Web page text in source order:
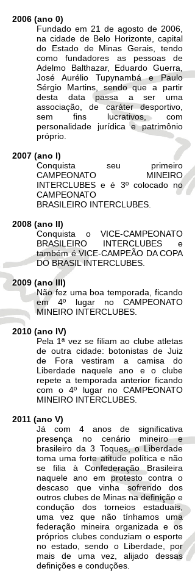
2006 (ano 0)
Fundado em 21 de agosto de 2006,
na cidade de Belo Horizonte, capital
do Estado de Minas Gerais, tendo
como fundadores as pessoas de
Adelmo Balthazar, Eduardo Guerra,
José Aurélio Tupynambá e Paulo
Sérgio Martins, sendo que a partir
desta data passa a ser uma
associação, de caráter desportivo,
sem fins lucrativos, com
personalidade jurídica e patrimônio
próprio.
2007 (ano I)
Conquista seu primeiro
CAMPEONATO MINEIRO
INTERCLUBES e é 3º colocado no
CAMPEONATO
BRASILEIRO INTERCLUBES.
2008 (ano II)
Conquista o VICE-CAMPEONATO
BRASILEIRO INTERCLUBES e
também é VICE-CAMPEÃO DA COPA
DO BRASIL INTERCLUBES.
2009 (ano III)
Não fez uma boa temporada, ficando
em 4º lugar no CAMPEONATO
MINEIRO INTERCLUBES.
2010 (ano IV)
Pela 1ª vez se filiam ao clube atletas
de outra cidade: botonistas de Juiz
de Fora vestiram a camisa do
Liberdade naquele ano e o clube
repete a temporada anterior ficando
com o 4º lugar no CAMPEONATO
MINEIRO INTERCLUBES.
2011 (ano V)
Já com 4 anos de significativa
presença no cenário mineiro e
brasileiro da 3 Toques, o Liberdade
toma uma forte atitude política e não
se filia à Confederação Brasileira
naquele ano em protesto contra o
descaso que vinha sofrendo dos
outros clubes de Minas na definição e
condução dos torneios estaduais,
uma vez que não tínhamos uma
federação mineira organizada e os
próprios clubes conduziam o esporte
no estado, sendo o Liberdade, por
mais de uma vez, alijado dessas
definições e conduções.